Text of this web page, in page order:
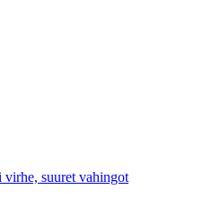
suuret vahingot